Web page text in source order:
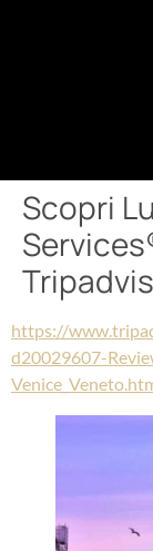
Scopri
https://
d20029607-